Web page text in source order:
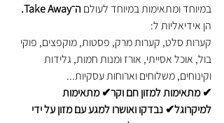
במיוחד ומתאימות במיוחד לעולם ה־Take Away.
הן אידיאליות ל:
קערות סלט, קערות מרק, פסטות, מוקפצים, פוקי
בול, אוכל אסייתי, אורז ומנות חמות, גלידות
וקינוחים, משלוחים וארוחות עסקיות...
✔ מתאימות למזון חם וקר✔ מתאימות
למיקרוגל✔ נבדקו ואושרו למגע עם מזון על ידי